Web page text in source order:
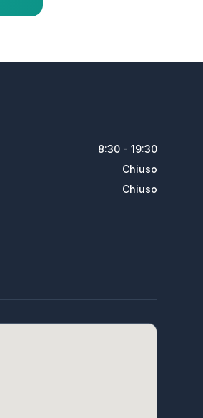
8:30 - 19:30
Chiuso
Chiuso